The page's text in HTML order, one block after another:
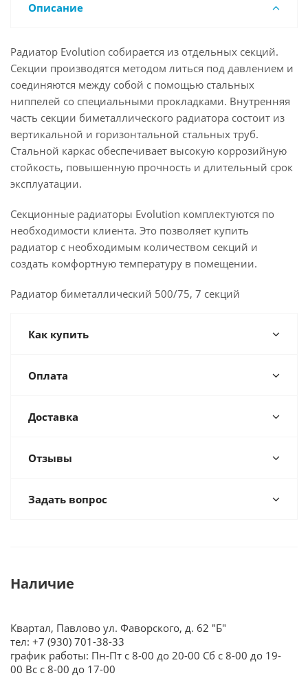
Описание
Радиатор Evolution собирается из отдельных секций.
Секции производятся методом литься под давлением и
соединяются между собой с помощью стальных
ниппелей со специальными прокладками. Внутренняя
часть секции биметаллического радиатора состоит из
вертикальной и горизонтальной стальных труб.
Стальной каркас обеспечивает высокую коррозийную
стойкость, повышенную прочность и длительный срок
эксплуатации.
Секционные радиаторы Evolution комплектуются по
необходимости клиента. Это позволяет купить
радиатор с необходимым количеством секций и
создать комфортную температуру в помещении.
Радиатор биметаллический 500/75, 7 секций
Как купить
Оплата
Доставка
Отзывы
Задать вопрос
Наличие
Квартал, Павлово ул. Фаворского, д. 62 "Б"
тел: +7 (930) 701-38-33
график работы: Пн-Пт с 8-00 до 20-00 Сб с 8-00 до 19-
00 Вс с 8-00 до 17-00